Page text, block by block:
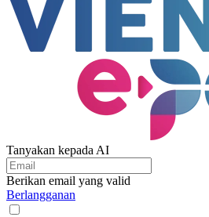
Tanyakan kepada AI
Berikan email yang valid
Berlangganan